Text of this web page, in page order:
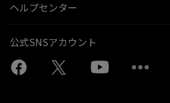
ヘルプセンター
公式SNSアカウント